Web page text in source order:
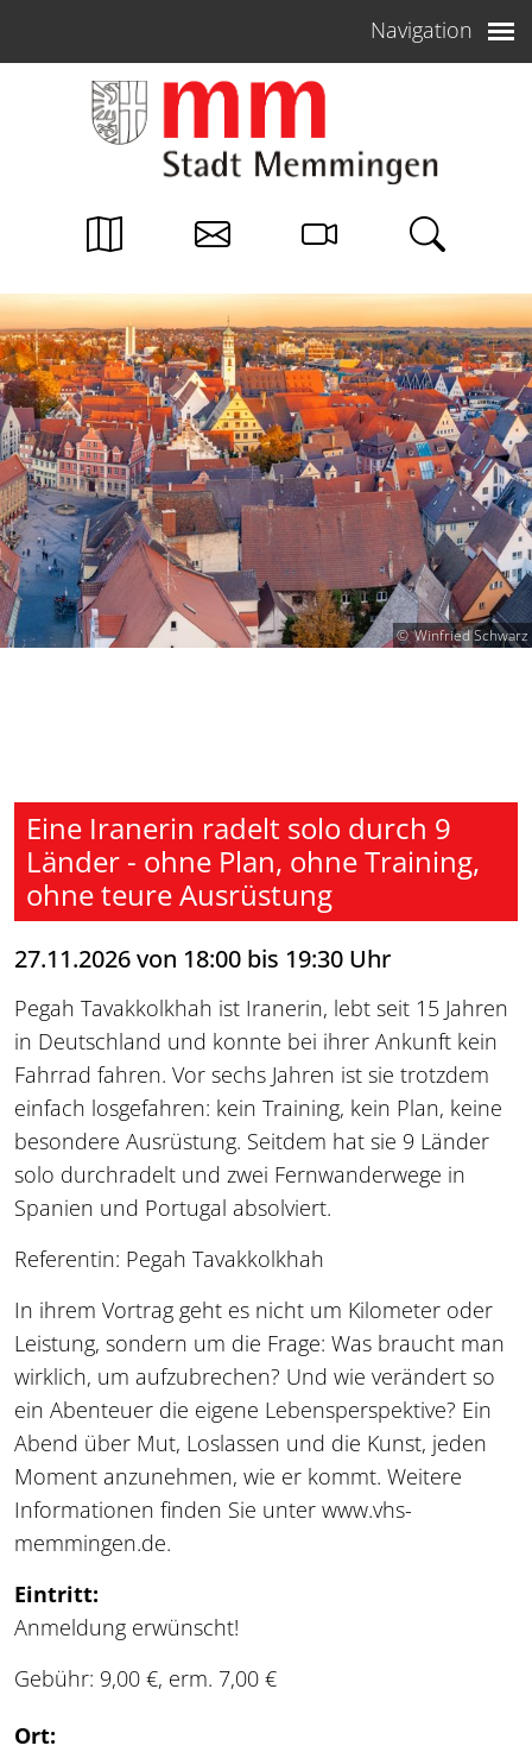
Navigation
Winfried Schwarz
Eine Iranerin radelt solo durch 9
Länder - ohne Plan, ohne Training,
ohne teure Ausrüstung
27.11.2026 von 18:00 bis 19:30 Uhr
Pegah Tavakkolkhah ist Iranerin, lebt seit 15 Jahren
in Deutschland und konnte bei ihrer Ankunft kein
Fahrrad fahren. Vor sechs Jahren ist sie trotzdem
einfach losgefahren: kein Training, kein Plan, keine
besondere Ausrüstung. Seitdem hat sie 9 Länder
solo durchradelt und zwei Fernwanderwege in
Spanien und Portugal absolviert.
Referentin: Pegah Tavakkolkhah
In ihrem Vortrag geht es nicht um Kilometer oder
Leistung, sondern um die Frage: Was braucht man
wirklich, um aufzubrechen? Und wie verändert so
ein Abenteuer die eigene Lebensperspektive? Ein
Abend über Mut, Loslassen und die Kunst, jeden
Moment anzunehmen, wie er kommt. Weitere
Informationen finden Sie unter www.vhs-
memmingen.de.
Eintritt:
Anmeldung erwünscht!
Gebühr: 9,00 €, erm. 7,00 €
Ort: